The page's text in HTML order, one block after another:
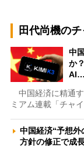
田代尚機の
中
か
AI…
中国経済に精通
ミアム連載「チャ
中国経済“予想
方針の修正で成